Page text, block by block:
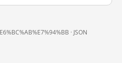
· JSON